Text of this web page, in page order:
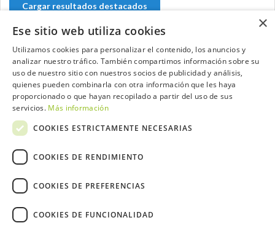
Cargar resultados destacados
Contacta con el equipo de NextCaddy
Opina Contacta
×
Ese sitio web utiliza cookies
Utilizamos cookies para personalizar el contenido, los anuncios y
analizar nuestro tráfico. También compartimos información sobre su
uso de nuestro sitio con nuestros socios de publicidad y análisis,
quienes pueden combinarla con otra información que les haya
proporcionado o que hayan recopilado a partir del uso de sus
servicios. Más información
COOKIES ESTRICTAMENTE NECESARIAS
COOKIES DE RENDIMIENTO
COOKIES DE PREFERENCIAS
COOKIES DE FUNCIONALIDAD